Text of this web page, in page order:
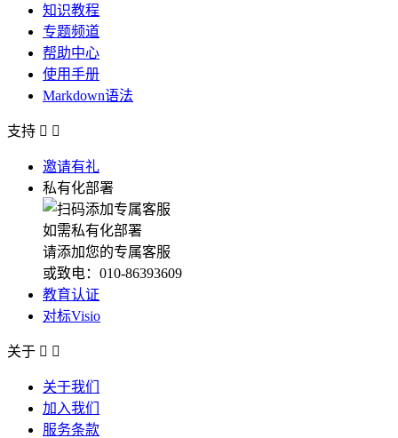
知识教程
专题频道
帮助中心
使用手册
Markdown语法
支持  
邀请有礼
私有化部署
如需私有化部署
请添加您的专属客服
或致电：010-86393609
教育认证
对标Visio
关于  
关于我们
加入我们
服务条款